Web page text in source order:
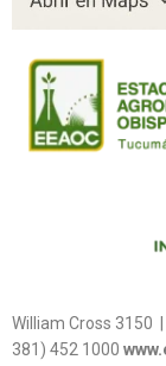
William Cross 3150
381) 452 1000